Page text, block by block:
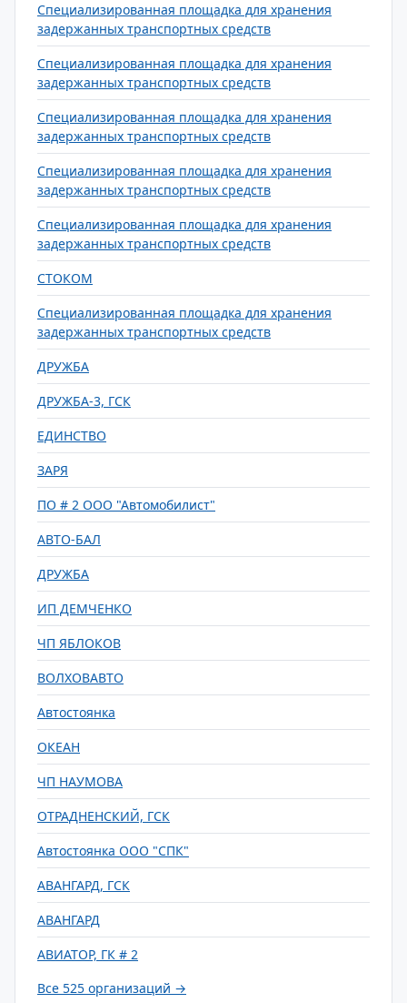
Специализированная площадка для хранения
задержанных транспортных средств
Специализированная площадка для хранения
задержанных транспортных средств
Специализированная площадка для хранения
задержанных транспортных средств
Специализированная площадка для хранения
задержанных транспортных средств
Специализированная площадка для хранения
задержанных транспортных средств
СТОКОМ
Специализированная площадка для хранения
задержанных транспортных средств
ДРУЖБА
ДРУЖБА-3, ГСК
ЕДИНСТВО
ЗАРЯ
ПО # 2 ООО "Автомобилист"
АВТО-БАЛ
ДРУЖБА
ИП ДЕМЧЕНКО
ЧП ЯБЛОКОВ
ВОЛХОВАВТО
Автостоянка
ОКЕАН
ЧП НАУМОВА
ОТРАДНЕНСКИЙ, ГСК
Автостоянка ООО "СПК"
АВАНГАРД, ГСК
АВАНГАРД
АВИАТОР, ГК # 2
Все 525 организаций →